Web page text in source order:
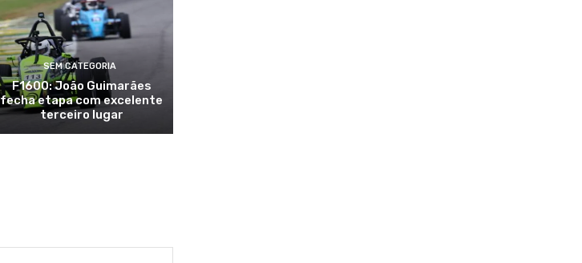
SEM CATEGORIA
F1600: João Guimarães
fecha etapa com excelente
terceiro lugar